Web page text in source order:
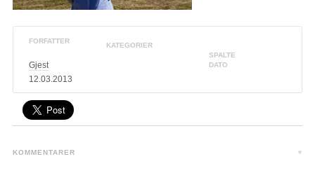
FORFATTER
KATEGORIER
SPALTE
Gjest DATO
12.03.2013
KOMMENTARER